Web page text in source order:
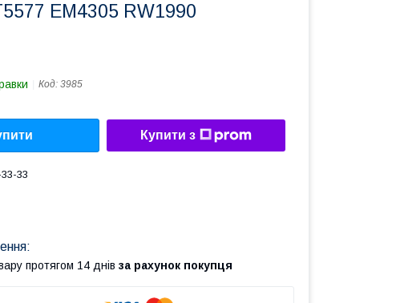
EM4305 RW1990
Код: 3985
Купити з
33
протягом 14 днів за рахунок покупця